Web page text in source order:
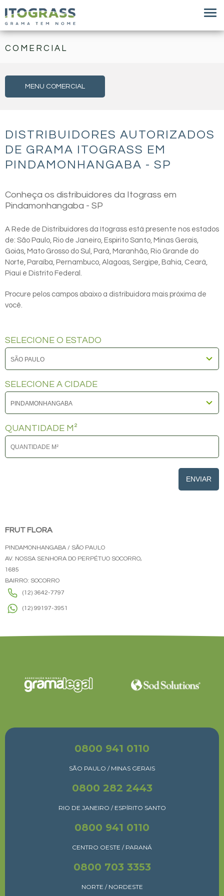
COMERCIAL
MENU COMERCIAL
DISTRIBUIDORES AUTORIZADOS
DE GRAMA ITOGRASS EM
PINDAMONHANGABA - SP
Conheça os distribuidores da Itograss em
Pindamonhangaba - SP
A Rede de Distribuidores da Itograss está presente nos estados
de: São Paulo, Rio de Janeiro, Espirito Santo, Minas Gerais,
Goiás, Mato Grosso do Sul, Pará, Maranhão, Rio Grande do
Norte, Paraíba, Pernambuco, Alagoas, Sergipe, Bahia, Ceará,
Piauí e Distrito Federal.
Procure pelos campos abaixo a distribuidora mais próxima de
você.
SELECIONE O ESTADO
SELECIONE A CIDADE
QUANTIDADE M²
ENVIAR
FRUT FLORA
PINDAMONHANGABA / SÃO PAULO
AV. NOSSA SENHORA DO PERPÉTUO SOCORRO,
1685
BAIRRO: SOCORRO
(12) 3642-7797
(12) 99197-3951
0800 941 0110
SÃO PAULO / MINAS GERAIS
0800 282 2443
RIO DE JANEIRO / ESPÍRITO SANTO
0800 941 0110
CENTRO OESTE / PARANÁ
0800 703 3353
NORTE / NORDESTE